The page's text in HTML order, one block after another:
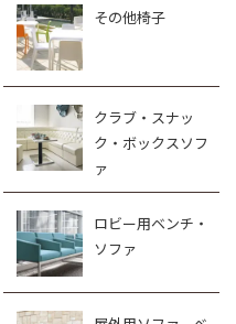
その他椅子
クラブ・スナッ
ク・ボックスソフ
ァ
ロビー用ベンチ・
ソファ